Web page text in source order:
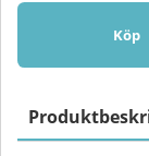
fylld med billack
kulören på din bil.
uppgifter som vi
flaskan är fylld med
skyddar och ger en
Köp